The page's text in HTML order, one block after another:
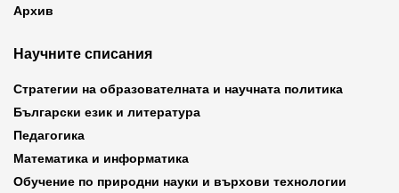
Архив
Научните списания
Стратегии на образователната и научната политика
Български език и литература
Педагогика
Математика и информатика
Обучение по природни науки и върхови технологии